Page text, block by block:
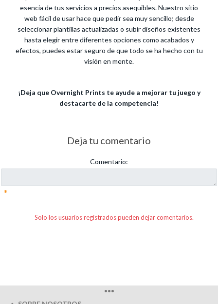
esencia de tus servicios a precios asequibles. Nuestro sitio
web fácil de usar hace que pedir sea muy sencillo; desde
seleccionar plantillas actualizadas o subir diseños existentes
hasta elegir entre diferentes opciones como acabados y
efectos, puedes estar seguro de que todo se ha hecho con tu
visión en mente.
¡Deja que Overnight Prints te ayude a mejorar tu juego y
destacarte de la competencia!
Deja tu comentario
Comentario:
*
Solo los usuarios registrados pueden dejar comentarios.
•••